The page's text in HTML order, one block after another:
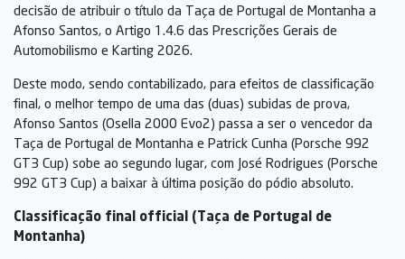
decisão de atribuir o título da Taça de Portugal de Montanha a
Afonso Santos, o Artigo 1.4.6 das Prescrições Gerais de
Automobilismo e Karting 2026.
Deste modo, sendo contabilizado, para efeitos de classificação
final, o melhor tempo de uma das (duas) subidas de prova,
Afonso Santos (Osella 2000 Evo2) passa a ser o vencedor da
Taça de Portugal de Montanha e Patrick Cunha (Porsche 992
GT3 Cup) sobe ao segundo lugar, com José Rodrigues (Porsche
992 GT3 Cup) a baixar à última posição do pódio absoluto.
Classificação final official (Taça de Portugal de
Montanha)